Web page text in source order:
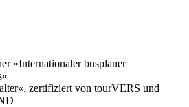
»Internationaler busplaner
zertifiziert von tourVERS und